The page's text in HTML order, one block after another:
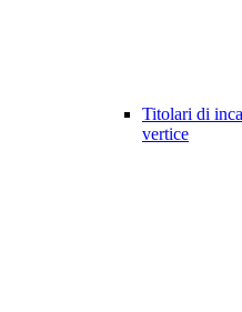
Titolari di
vertice